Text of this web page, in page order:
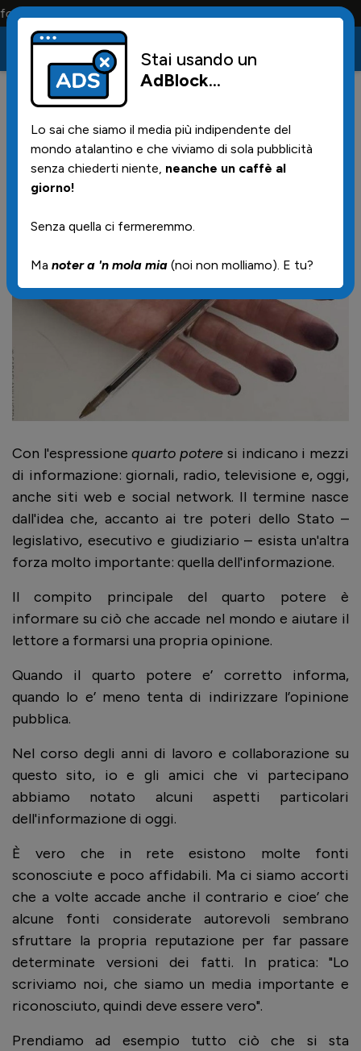
tutta la vita
03/06/2026 | 06.00
Quarto potere
Con l'espressionequarto potere si indicano i mezzi
di informazione: giornali, radio, televisione e, oggi,
anche siti web e social network. Il termine nasce
dall'idea che, accanto ai tre poteri dello Stato –
legislativo, esecutivo e giudiziario – esista un'altra
forza molto importante: quella dell'informazione.
Il compito principale del quarto potere è
informare su ciò che accade nel mondo e aiutare il
lettore a formarsi una propria opinione.
Quando il quarto potere e’ corretto informa,
quando lo e’ meno tenta di indirizzare l’opinione
pubblica.
Nel corso degli anni di lavoro e collaborazione su
questo sito, io e gli amici che vi partecipano
abbiamo notato alcuni aspetti particolari
dell'informazione di oggi.
È vero che in rete esistono molte fonti
sconosciute e poco affidabili. Ma ci siamo accorti
che a volte accade anche il contrario e cioe’ che
alcune fonti considerate autorevoli sembrano
sfruttare la propria reputazione per far passare
determinate versioni dei fatti. In pratica: "Lo
scriviamo noi, che siamo un media importante e
riconosciuto, quindi deve essere vero".
Prendiamo ad esempio tutto ciò che si sta
Stai usando un
AdBlock...
Lo sai che siamo il media più indipendente del
mondo atalantino e che viviamo di sola pubblicità
senza chiederti niente, neanche un caffè al
giorno!
Senza quella ci fermeremmo.
Ma noter a 'n mola mia (noi non molliamo). E tu?